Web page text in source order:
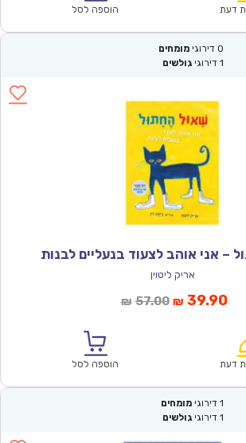
₪61.00.
דעת הוספה לסל
0 דירוגי מומחים
1 דירוגי גולשים
– אני אוהב לצעוד בנעליים לבנות
אריק ליטוין
₪ 57.00המחיר
₪57.00.
₪ 39.90
דעת הוספה לסל
1 דירוגי מומחים
1 דירוגי גולשים